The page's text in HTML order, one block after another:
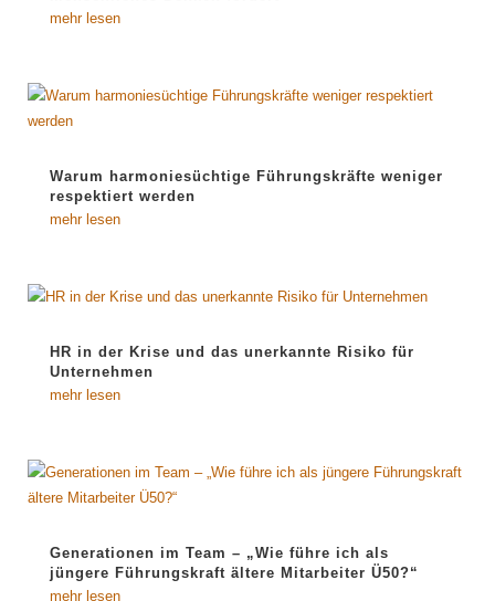
mehr lesen
Warum harmoniesüchtige Führungskräfte weniger
respektiert werden
mehr lesen
HR in der Krise und das unerkannte Risiko für
Unternehmen
mehr lesen
Generationen im Team – „Wie führe ich als
jüngere Führungskraft ältere Mitarbeiter Ü50?“
mehr lesen